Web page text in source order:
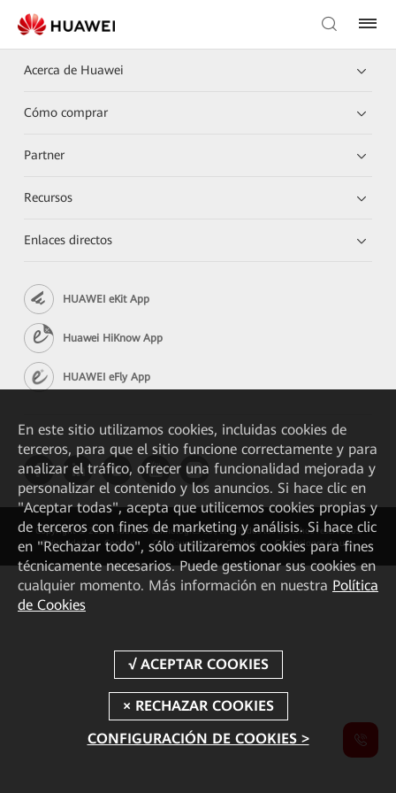
Acerca de Huawei
Cómo comprar
Partner
Recursos
Enlaces directos
HUAWEI eKit App
Huawei HiKnow App
HUAWEI eFly App
Copyright © 2026 Huawei Technologies Co., Ltd. Todos los derechos reservados.
Privacidad
Cookies Configuración de Cookies Condiciones de uso
En este sitio utilizamos cookies, incluidas cookies de
terceros, para que el sitio funcione correctamente y para
analizar el tráfico, ofrecer una funcionalidad mejorada y
personalizar el contenido y los anuncios. Si hace clic en
"Aceptar todas", acepta que utilicemos cookies propias y
de terceros con fines de marketing y análisis. Si hace clic
en "Rechazar todo", sólo utilizaremos cookies para fines
técnicamente necesarios. Puede gestionar sus cookies en
cualquier momento. Más información en nuestra Política
de Cookies
CONFIGURACIÓN DE COOKIES >